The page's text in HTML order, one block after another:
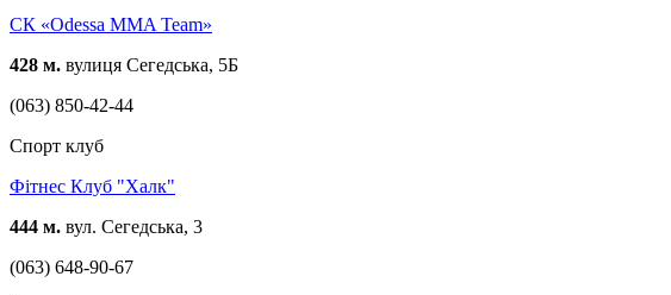
СК «Odessa MMA Team»
428 м. вулиця Сегедська, 5Б
(063) 850-42-44
Спорт клуб
Фітнес Клуб "Халк"
444 м. вул. Сегедська, 3
(063) 648-90-67